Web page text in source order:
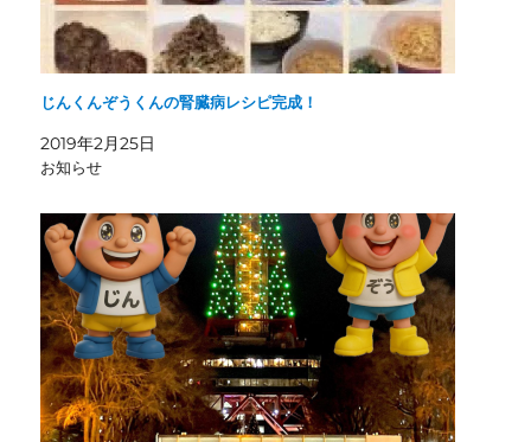
じんくんぞうくんの腎臓病レシピ完成！
2019年2月25日
お知らせ